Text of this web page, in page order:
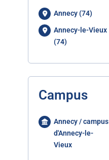
Annecy (74)
Annecy-le-Vieux
(74)
Campus
Annecy / campus
d'Annecy-le-
Vieux